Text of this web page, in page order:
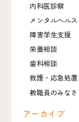
内科医診察
メンタルヘルス
障害学生支援
栄養相談
歯科相談
救護・応急処
教職員のみな
アーカイブ